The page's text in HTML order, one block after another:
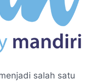
salah satu